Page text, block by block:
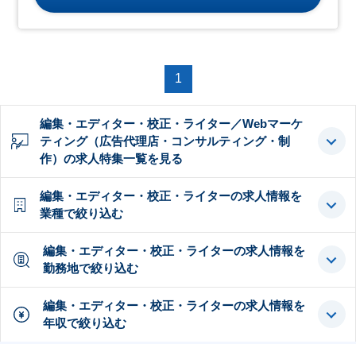
1
編集・エディター・校正・ライター／Webマーケ
ティング（広告代理店・コンサルティング・制
作）の求人特集一覧を見る
編集・エディター・校正・ライターの求人情報を
業種で絞り込む
編集・エディター・校正・ライターの求人情報を
勤務地で絞り込む
編集・エディター・校正・ライターの求人情報を
年収で絞り込む